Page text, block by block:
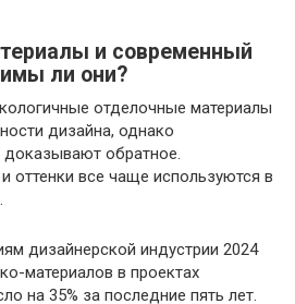
и современный
ли они?
отделочные материалы
дизайна, однако
обратное.
оттенки все чаще используются в
дизайнерской индустрии 2024
материалов в проектах
на 35% за последние пять лет.